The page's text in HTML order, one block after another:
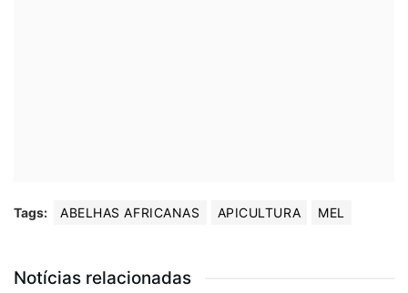
Tags: ABELHAS AFRICANAS APICULTURA MEL
Notícias relacionadas